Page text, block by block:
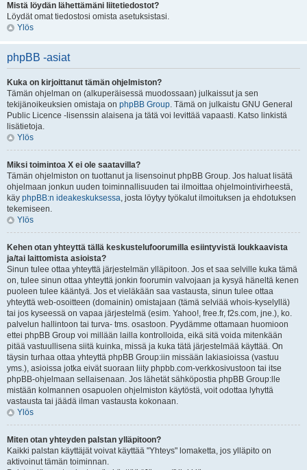
Mistä löydän lähettämäni liitetiedostot?
Löydät omat tiedostosi omista asetuksistasi.
Ylös
phpBB -asiat
Kuka on kirjoittanut tämän ohjelmiston?
Tämän ohjelman on (alkuperäisessä muodossaan) julkaissut ja sen
tekijänoikeuksien omistaja on phpBB Group. Tämä on julkaistu GNU General
Public Licence -lisenssin alaisena ja tätä voi levittää vapaasti. Katso linkistä
lisätietoja.
Ylös
Miksi toimintoa X ei ole saatavilla?
Tämän ohjelmiston on tuottanut ja lisensoinut phpBB Group. Jos haluat lisätä
ohjelmaan jonkun uuden toiminnallisuuden tai ilmoittaa ohjelmointivirheestä,
käy phpBB:n ideakeskuksessa, josta löytyy työkalut ilmoituksen ja ehdotuksen
tekemiseen.
Ylös
Kehen otan yhteyttä tällä keskustelufoorumilla esiintyvistä loukkaavista
ja/tai laittomista asioista?
Sinun tulee ottaa yhteyttä järjestelmän ylläpitoon. Jos et saa selville kuka tämä
on, tulee sinun ottaa yhteyttä jonkin foorumin valvojaan ja kysyä häneltä kenen
puoleen tulee kääntyä. Jos et vieläkään saa vastausta, sinun tulee ottaa
yhteyttä web-osoitteen (domainin) omistajaan (tämä selviää whois-kyselyllä)
tai jos kyseessä on vapaa järjestelmä (esim. Yahoo!, free.fr, f2s.com, jne.), ko.
palvelun hallintoon tai turva- tms. osastoon. Pyydämme ottamaan huomioon
ettei phpBB Group voi millään lailla kontrolloida, eikä sitä voida mitenkään
pitää vastuullisena siitä kuinka, missä ja kuka tätä järjestelmää käyttää. On
täysin turhaa ottaa yhteyttä phpBB Group:iin missään lakiasioissa (vastuu
yms.), asioissa jotka eivät suoraan liity phpbb.com-verkkosivustoon tai itse
phpBB-ohjelmaan sellaisenaan. Jos lähetät sähköpostia phpBB Group:lle
mistään kolmannen osapuolen ohjelmiston käytöstä, voit odottaa lyhyttä
vastausta tai jäädä ilman vastausta kokonaan.
Ylös
Miten otan yhteyden palstan ylläpitoon?
Kaikki palstan käyttäjät voivat käyttää "Yhteys" lomaketta, jos ylläpito on
aktivoinut tämän toiminnan.